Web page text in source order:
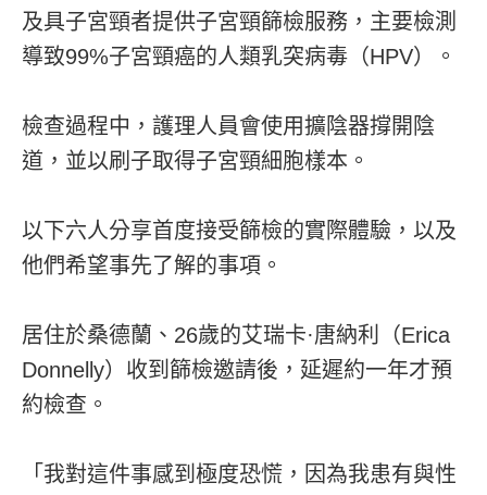
及具子宮頸者提供子宮頸篩檢服務，主要檢測
導致99%子宮頸癌的人類乳突病毒（HPV）。
檢查過程中，護理人員會使用擴陰器撐開陰
道，並以刷子取得子宮頸細胞樣本。
以下六人分享首度接受篩檢的實際體驗，以及
他們希望事先了解的事項。
居住於桑德蘭、26歲的艾瑞卡·唐納利（Erica
Donnelly）收到篩檢邀請後，延遲約一年才預
約檢查。
「我對這件事感到極度恐慌，因為我患有與性